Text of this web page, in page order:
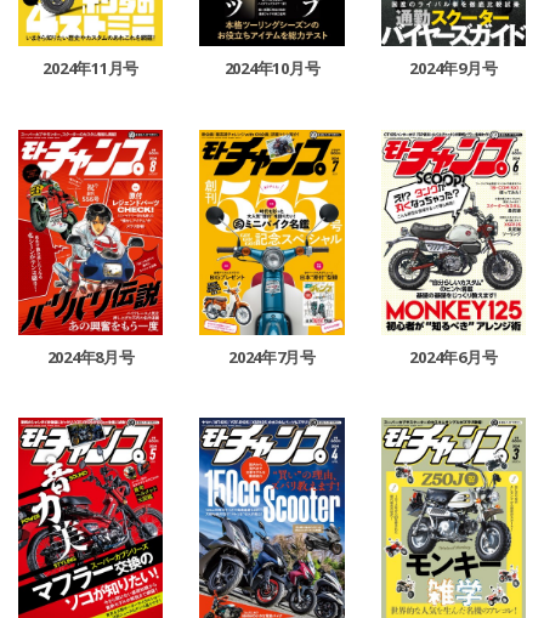
2024年11月号 2024年10月号 2024年9月号
2024年8月号 2024年7月号 2024年6月号